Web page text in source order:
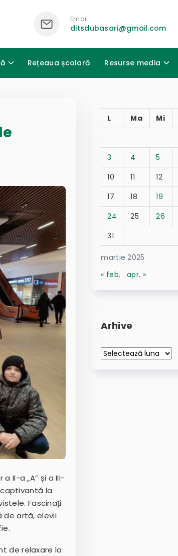
Email:
ditsdubasari@gmail.com
Rețeaua școlară Resurse media
II-a „A” și a III-
captivantă la
Fascinați
de artă, elevii
de relaxare la
martie 2025
L Ma Mi
3
4 5
10
11 12
17
18 19
24
25 26
31
« feb. apr. »
Arhive
Arhive